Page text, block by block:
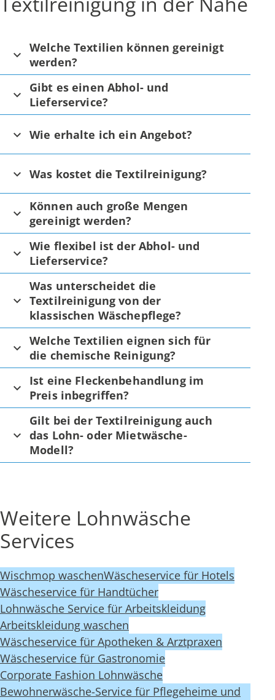
Welche Textilien können gereinigt
werden?
Gibt es einen Abhol- und
Lieferservice?
Wie erhalte ich ein Angebot?
Was kostet die Textilreinigung?
Können auch große Mengen
gereinigt werden?
Wie flexibel ist der Abhol- und
Lieferservice?
Was unterscheidet die
Textilreinigung von der
klassischen Wäschepflege?
Welche Textilien eignen sich für
die chemische Reinigung?
Ist eine Fleckenbehandlung im
Preis inbegriffen?
Gilt bei der Textilreinigung auch
das Lohn- oder Mietwäsche-
Modell?
Weitere Lohnwäsche
Services
Wischmop waschenWäscheservice für Hotels
Wäscheservice für Handtücher
Lohnwäsche Service für Arbeitskleidung
Arbeitskleidung waschen
Wäscheservice für Apotheken & Arztpraxen
Wäscheservice für Gastronomie
Corporate Fashion Lohnwäsche
Bewohnerwäsche-Service für Pflegeheime und